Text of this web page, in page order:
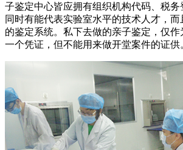
子鉴定中心皆应拥有组织机构代码、税务
同时有能代表实验室水平的技术人才，
的鉴定系统。私下去做的亲子鉴定，仅
一个凭证，但不能用来做开堂案件的证供